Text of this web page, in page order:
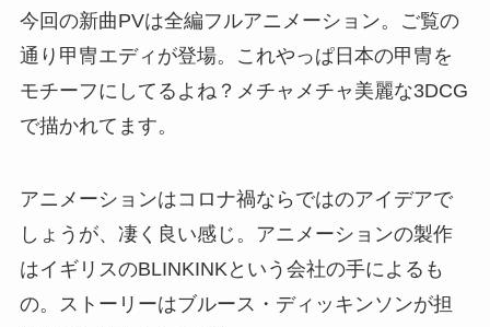
今回の新曲PVは全編フルアニメーション。ご覧の
通り甲冑エディが登場。これやっぱ日本の甲冑を
モチーフにしてるよね？メチャメチャ美麗な3DCG
で描かれてます。
アニメーションはコロナ禍ならではのアイデアで
しょうが、凄く良い感じ。アニメーションの製作
はイギリスのBLINKINKという会社の手によるも
の。ストーリーはブルース・ディッキンソンが担